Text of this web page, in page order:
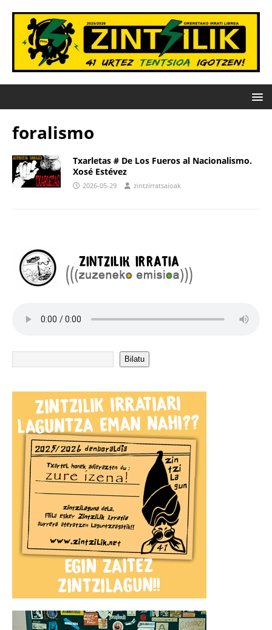
foralismo
Txarletas # De Los Fueros al Nacionalismo.
Xosé Estévez
2026-05-29 zintzirratsaioak
Bilatu